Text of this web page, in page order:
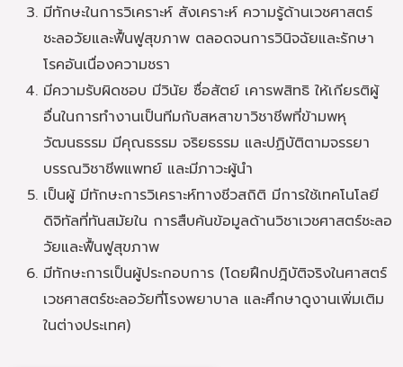
มีทักษะในการวิเคราะห์ สังเคราะห์ ความรู้ด้านเวชศาสตร์
ชะลอวัยและฟื้นฟูสุขภาพ ตลอดจนการวินิจฉัยและรักษา
โรคอันเนื่องความชรา
มีความรับผิดชอบ มีวินัย ซื่อสัตย์ เคารพสิทธิ ให้เกียรติผู้
อื่นในการทำงานเป็นทีมกับสหสาขาวิชาชีพที่ข้ามพหุ
วัฒนธรรม มีคุณธรรม จริยธรรม และปฏิบัติตามจรรยา
บรรณวิชาชีพแพทย์ และมีภาวะผู้นำ
เป็นผู้ มีทักษะการวิเคราะห์ทางชีวสถิติ มีการใช้เทคโนโลยี
ดิจิทัลที่ทันสมัยใน การสืบค้นข้อมูลด้านวิชาเวชศาสตร์ชะลอ
วัยและฟื้นฟูสุขภาพ
มีทักษะการเป็นผู้ประกอบการ (โดยฝึกปฎิบัติจริงในศาสตร์
เวชศาสตร์ชะลอวัยที่โรงพยาบาล และศึกษาดูงานเพิ่มเติม
ในต่างประเทศ)